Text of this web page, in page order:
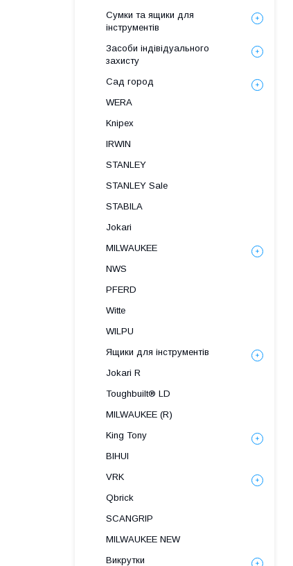
Сумки та ящики для
інструментів
Засоби індівідуального
захисту
Сад город
WERA
Knipex
IRWIN
STANLEY
STANLEY Sale
STABILA
Jokari
MILWAUKEE
NWS
PFERD
Witte
WILPU
Ящики для інструментів
Jokari R
Toughbuilt® LD
MILWAUKEE (R)
King Tony
BIHUI
VRK
Qbrick
SCANGRIP
MILWAUKEE NEW
Викрутки